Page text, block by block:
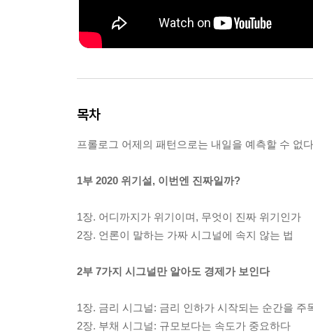
목차
프롤로그 어제의 패턴으로는 내일을 예측할 수 없다
1부 2020 위기설, 이번엔 진짜일까?
1장. 어디까지가 위기이며, 무엇이 진짜 위기인가
2장. 언론이 말하는 가짜 시그널에 속지 않는 법
2부 7가지 시그널만 알아도 경제가 보인다
1장. 금리 시그널: 금리 인하가 시작되는 순간을 주
2장. 부채 시그널: 규모보다는 속도가 중요하다